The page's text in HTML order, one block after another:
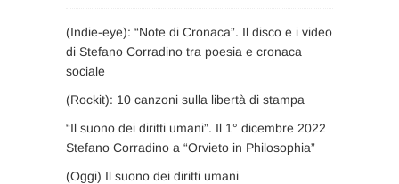
(Indie-eye): “Note di Cronaca”. Il disco e i video
di Stefano Corradino tra poesia e cronaca
sociale
(Rockit): 10 canzoni sulla libertà di stampa
“Il suono dei diritti umani”. Il 1° dicembre 2022
Stefano Corradino a “Orvieto in Philosophia”
(Oggi) Il suono dei diritti umani